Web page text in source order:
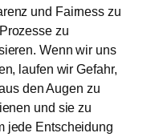
und Fairness zu
zu
Wenn wir uns
laufen wir Gefahr,
den Augen zu
und sie zu
jede Entscheidung